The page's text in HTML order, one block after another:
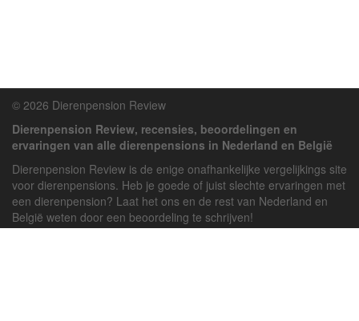
© 2026 Dierenpension Review
Dierenpension Review, recensies, beoordelingen en
ervaringen van alle dierenpensions in Nederland en België
Dierenpension Review is de enige onafhankelijke vergelijkings site
voor dierenpensions. Heb je goede of juist slechte ervaringen met
een dierenpension? Laat het ons en de rest van Nederland en
België weten door een beoordeling te schrijven!